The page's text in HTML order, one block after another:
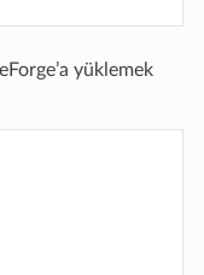
yüklemek